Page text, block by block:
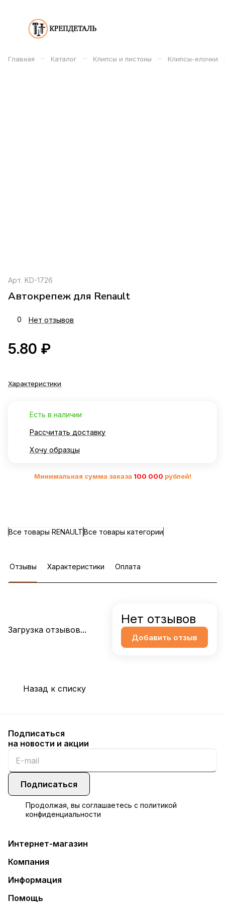
Главная – Каталог – Клипсы и пистоны – Клипсы-елочки
Арт. KD-1726
Автокрепеж для Renault
0 Нет отзывов
5.80 ₽
Характеристики
Есть в наличии
Рассчитать доставку
Хочу образцы
Минимальная сумма заказа 100 000 рублей!
Все товары RENAULTВсе товары категории
Отзывы Характеристики Оплата
Загрузка отзывов...
Нет отзывов
Добавить отзыв
Назад к списку
Подписаться
на новости и акции
Подписаться
Продолжая, вы соглашаетесь с политикой
конфиденциальности
Интернет-магазин
Компания
Информация
Помощь